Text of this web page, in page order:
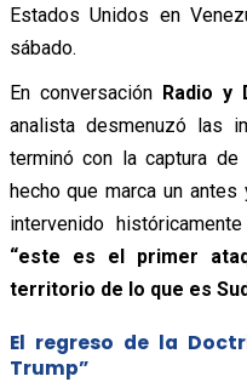
Estados Unidos en
sábado.
En conversación Radio y
analista desmenuzó las
terminó con la captura de
hecho que marca un
intervenido
“este es el primer
territorio de lo que es
El regreso de la
Trump”